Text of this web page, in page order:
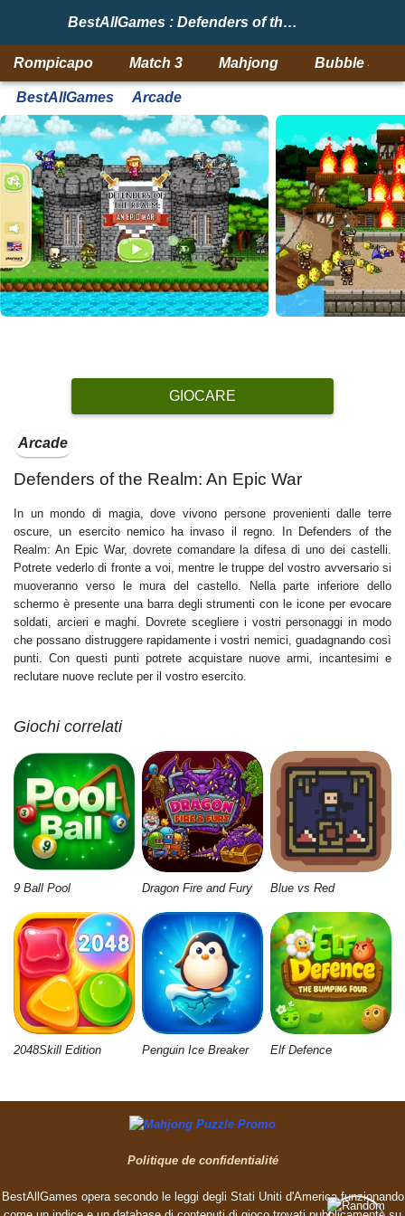
BestAllGames : Defenders of the Realm: An Epic War
Rompicapo Match 3 Mahjong Bubble
BestAllGames Arcade
GIOCARE
Arcade
Defenders of the Realm: An Epic War
In un mondo di magia, dove vivono persone provenienti dalle terre
oscure, un esercito nemico ha invaso il regno. In Defenders of the
Realm: An Epic War, dovrete comandare la difesa di uno dei castelli.
Potrete vederlo di fronte a voi, mentre le truppe del vostro avversario si
muoveranno verso le mura del castello. Nella parte inferiore dello
schermo è presente una barra degli strumenti con le icone per evocare
soldati, arcieri e maghi. Dovrete scegliere i vostri personaggi in modo
che possano distruggere rapidamente i vostri nemici, guadagnando così
punti. Con questi punti potrete acquistare nuove armi, incantesimi e
reclutare nuove reclute per il vostro esercito.
Giochi correlati
9 Ball Pool Dragon Fire and Fury Blue vs Red
2048Skill Edition Penguin Ice Breaker Elf Defence
Politique de confidentialité
BestAllGames opera secondo le leggi degli Stati Uniti d'America funzionando